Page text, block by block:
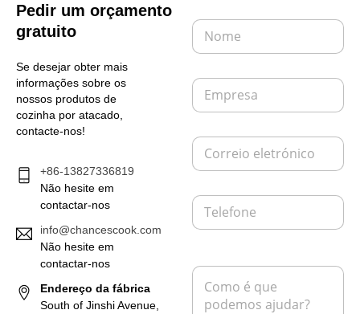
Pedir um orçamento
gratuito
Se desejar obter mais
informações sobre os
nossos produtos de
cozinha por atacado,
contacte-nos!
+86-13827336819
Não hesite em
contactar-nos
info@chancescook.com
Não hesite em
contactar-nos
Endereço da fábrica
South of Jinshi Avenue,
a
o
t
a
m
r
s
D
N
m
*E
p
e
s
a
C
r
e
i
o
l
T
l
f
oM